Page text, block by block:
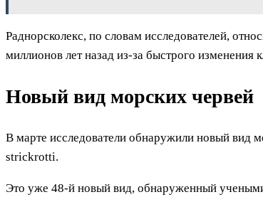
Раднорсколекс, по словам исследователей,
миллионов лет назад из-за быстрого
Новый вид морских червей
В марте исследователи обнаружили новый вид
strickrotti.
Это уже 48-й новый вид, обнаруженный